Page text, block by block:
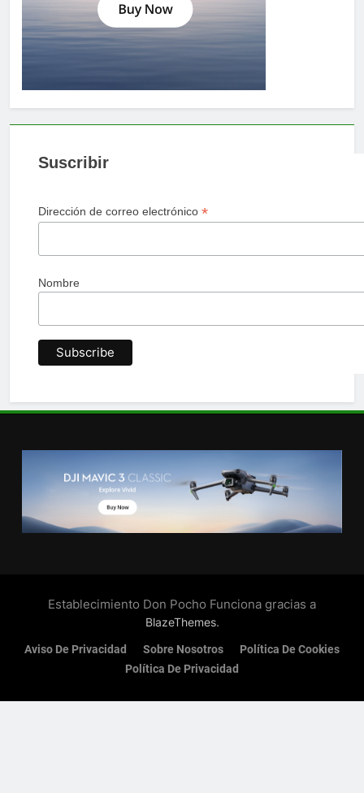
Suscribir
Dirección de correo electrónico *
Nombre
Establecimiento Don Pocho Funciona gracias a
BlazeThemes.
Aviso De Privacidad Sobre Nosotros
Política De Cookies
Política De Privacidad